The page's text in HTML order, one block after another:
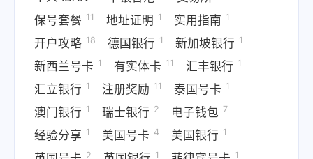
保号套餐 11 地址证明 1 实用指南 1
开户攻略 18 德国银行 1 新加坡银行 1
新西兰号卡 1 有实体卡 11 汇丰银行 1
汇立银行 1 注册奖励 11 泰国号卡 1
澳门银行 1 瑞士银行 2 电子钱包 7
经验分享 1 美国号卡 4 美国银行 1
2 1 1